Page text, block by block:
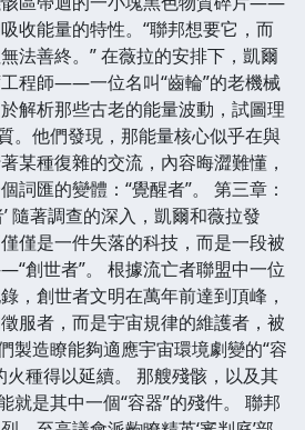
收能量的特性。“聯邦想要它，而
法善終。” 在薇拉的安排下，凱爾
程師——一位名叫“齒輪”的老機械
解析那些古老的能量波動，試圖理
。他們發現，那能量核心似乎在與
某種復雜的交流，內容晦澀難懂，
詞匯的變體：“覺醒者”。 第三章：
隨著調查的深入，凱爾和薇拉發
僅是一件失落的科技，而是一段被
創世者”。 根據流亡者聯盟中一位
，創世者文明在萬年前達到頂峰，
服者，而是宇宙規律的維護者，被
製造瞭能夠適應宇宙環境劇變的“容
火種得以延續。 那艘殘骸，以及其
就是其中一個“容器”的殘件。 聯邦